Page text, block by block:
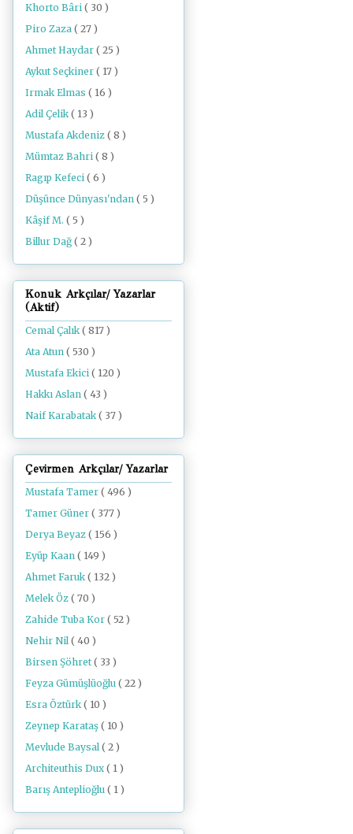
Khorto Bâri ( 30 )
Piro Zaza ( 27 )
Ahmet Haydar ( 25 )
Aykut Seçkiner ( 17 )
Irmak Elmas ( 16 )
Adil Çelik ( 13 )
Mustafa Akdeniz ( 8 )
Mümtaz Bahri ( 8 )
Ragıp Kefeci ( 6 )
Düşünce Dünyası'ndan ( 5 )
Kâşif M. ( 5 )
Billur Dağ ( 2 )
Konuk Arkçılar/ Yazarlar
(Aktif)
Cemal Çalık( 817 )
Ata Atun ( 530 )
Mustafa Ekici ( 120 )
Hakkı Aslan ( 43 )
Naif Karabatak( 37 )
Çevirmen Arkçılar/ Yazarlar
Mustafa Tamer ( 496 )
Tamer Güner ( 377 )
Derya Beyaz ( 156 )
Eyüp Kaan ( 149 )
Ahmet Faruk ( 132 )
Melek Öz ( 70 )
Zahide Tuba Kor ( 52 )
Nehir Nil ( 40 )
Birsen Şöhret ( 33 )
Feyza Gümüşlüoğlu ( 22 )
Esra Öztürk ( 10 )
Zeynep Karataş ( 10 )
Mevlude Baysal ( 2 )
Architeuthis Dux ( 1 )
Barış Anteplioğlu ( 1 )